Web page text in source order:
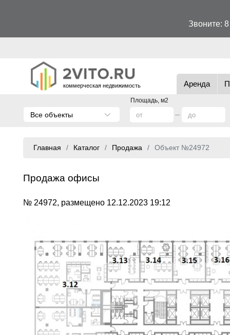
Звоните:
коммерческая недвижимость Аренда
Площадь, м2
Все объекты
Главная Каталог Продажа Объект №24972
Продажа офисы
№ 24972, размещено 12.12.2023 19:12